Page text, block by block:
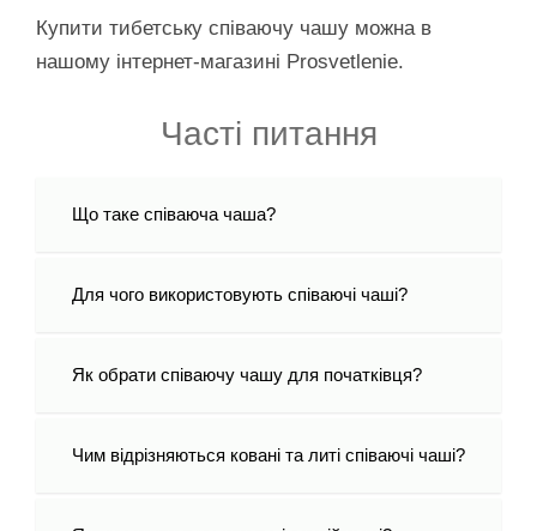
Купити тибетську співаючу чашу можна в
нашому інтернет-магазині Prosvetlenie.
Часті питання
Що таке співаюча чаша?
Для чого використовують співаючі чаші?
Як обрати співаючу чашу для початківця?
Чим відрізняються ковані та литі співаючі чаші?